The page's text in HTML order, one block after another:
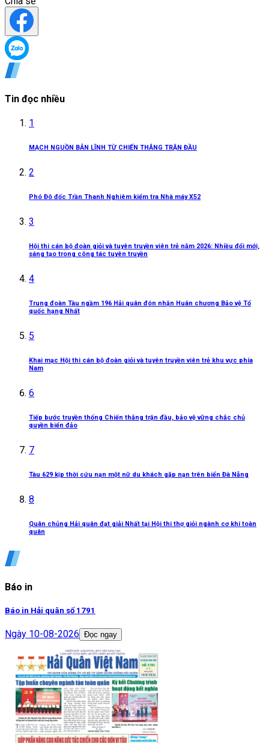
Tin đọc nhiều
1
MẠCH NGUỒN BẢN LĨNH TỪ CHIẾN THẮNG TRẬN ĐẦU
2
Phó Đô đốc Trần Thanh Nghiêm kiểm tra Nhà máy X52
3
Hội thi cán bộ đoàn giỏi và tuyên truyền viên trẻ năm 2026: Nhiều đổi mới,
sáng tạo trong công tác tuyên truyền
4
Trung đoàn Tàu ngầm 196 Hải quân đón nhận Huân chương Bảo vệ Tổ
quốc hạng Nhất
5
Khai mạc Hội thi cán bộ đoàn giỏi và tuyên truyền viên trẻ khu vực phía
Nam
6
Tiếp bước truyền thống Chiến thắng trận đầu, bảo vệ vững chắc chủ
quyền biển đảo
7
Tàu 629 kịp thời cứu nạn một nữ du khách gặp nạn trên biển Đà Nẵng
8
Quân chủng Hải quân đạt giải Nhất tại Hội thi thợ giỏi ngành cơ khí toàn
quân
Báo in
Báo in Hải quân số 1791
Ngày 10-08-2026 Đọc ngay